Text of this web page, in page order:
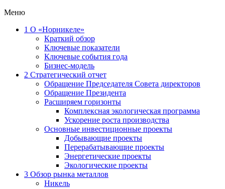
Меню
1 О «Норникеле»
Краткий обзор
Ключевые показатели
Ключевые события года
Бизнес-модель
2 Стратегический отчет
Обращение Председателя Совета директоров
Обращение Президента
Расширяем горизонты
Комплексная экологическая программа
Ускорение роста производства
Основные инвестиционные проекты
Добывающие проекты
Перерабатывающие проекты
Энергетические проекты
Экологические проекты
3 Обзор рынка металлов
Никель